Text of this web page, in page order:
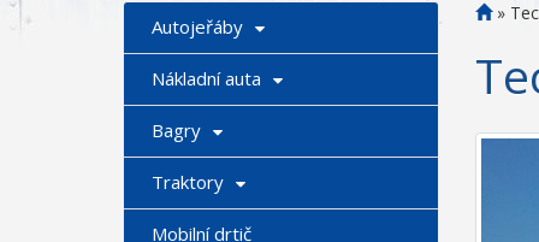
Autojeřáby
Nákladní auta
Bagry
Traktory
Mobilní drtič
»